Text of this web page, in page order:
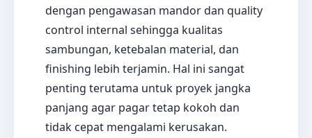
dengan pengawasan mandor dan quality
control internal sehingga kualitas
sambungan, ketebalan material, dan
finishing lebih terjamin. Hal ini sangat
penting terutama untuk proyek jangka
panjang agar pagar tetap kokoh dan
tidak cepat mengalami kerusakan.